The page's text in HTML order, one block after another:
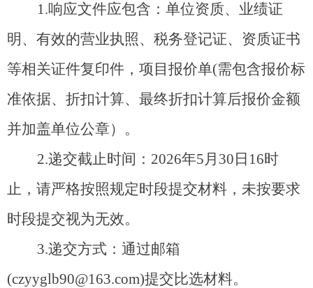
1.响应文件应包含：单位资质、 业绩证
明 、 有效的营业执照、税务登记证、资质证书
等相关证件复印件， 项目报价单(需包含报价标
准依据、折扣计算、最终折扣计算后报价金额
并加盖单位公章） 。
2.递交截止时间： 2026年5月 30 日 16时
止 ， 请严格按照规定时段提交材料，未按要求
时段提交视为无效。
3.递交方式： 通过邮箱
(czyyglb90@163.com)提交比选材料。